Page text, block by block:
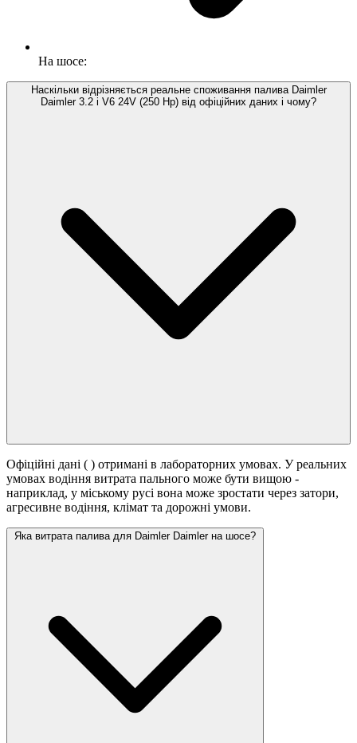
На шосе:
Наскільки відрізняється реальне споживання палива Daimler
Daimler 3.2 i V6 24V (250 Hp) від офіційних даних і чому?
Офіційні дані ( ) отримані в лабораторних умовах. У реальних
умовах водіння витрата пального може бути вищою -
наприклад, у міському русі вона може зростати через затори,
агресивне водіння, клімат та дорожні умови.
Яка витрата палива для Daimler Daimler на шосе?